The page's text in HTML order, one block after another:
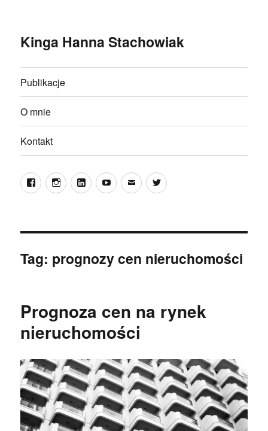
Kinga Hanna Stachowiak
Publikacje
O mnie
Kontakt
FacebookInstagramLinkedInYouTube
E-
mail
Twitter
Tag: prognozy cen nieruchomości
Prognoza cen na rynek
nieruchomości